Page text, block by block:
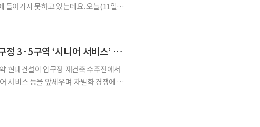
들어가지 못하고 있는데요. 오늘(11일)
병원ㆍ문화생활 집에서⋯현대건설, 압구정 3·5구역 ‘시니어 서비스’ 승부수
서
서비스 등을 앞세우며 차별화 경쟁에 나